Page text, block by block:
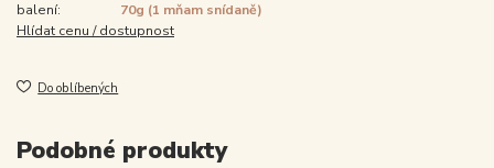
balení:
70g (1 mňam snídaně)
Hlídat cenu / dostupnost
Do oblíbených
Podobné produkty